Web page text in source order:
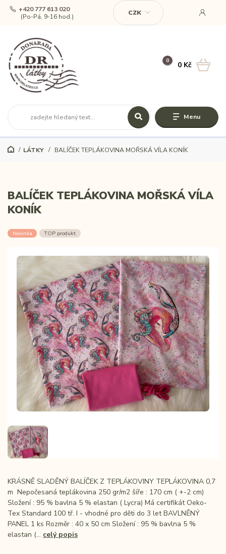
Menu
CZK
+420 777 613 020
(Po-Pá, 9-16 hod.)
0 0 Kč
LÁTKY BALÍČEK TEPLÁKOVINA MOŘSKÁ VÍLA KONÍK
BALÍČEK TEPLÁKOVINA MOŘSKÁ VÍLA
KONÍK
Novinka TOP produkt
KRÁSNĚ SLADĚNÝ BALÍČEK Z TEPLÁKOVINY TEPLÁKOVINA 0,7
m Nepočesaná teplákovina 250 gr/m2 šíře : 170 cm ( +-2 cm)
Složení : 95 % bavlna 5 % elastan ( Lycra) Má certifikát Oeko-
Tex Standard 100 tř. I - vhodné pro děti do 3 let BAVLNĚNÝ
PANEL 1 ks Rozměr : 40 x 50 cm Složení : 95 % bavlna 5 %
elastan (... celý popis